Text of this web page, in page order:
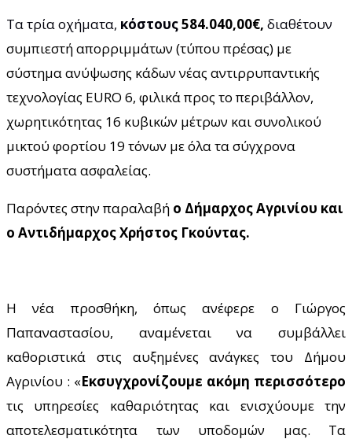
Τα τρία οχήματα, κόστους584.040,00€, διαθέτουν
συμπιεστή απορριμμάτων (τύπου πρέσας) με
σύστημα ανύψωσης κάδων νέας αντιρρυπαντικής
τεχνολογίας EURO 6, φιλικά προς το περιβάλλον,
χωρητικότητας 16 κυβικών μέτρων και συνολικού
μικτού φορτίου 19 τόνων με όλα τα σύγχρονα
συστήματα ασφαλείας.
Παρόντες στην παραλαβή ο Δήμαρχος Αγρινίου και
ο Αντιδήμαρχος Χρήστος Γκούντας.
Η νέα προσθήκη, όπως ανέφερε ο Γιώργος
Παπαναστασίου, αναμένεται να συμβάλλει
καθοριστικά στις αυξημένες ανάγκες του Δήμου
Αγρινίου : «Εκσυγχρονίζουμε ακόμη περισσότερο
τις υπηρεσίες καθαριότητας και ενισχύουμε την
αποτελεσματικότητα των υποδομών μας. Τα